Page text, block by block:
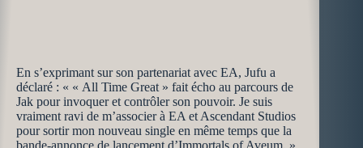
En s’exprimant sur son partenariat avec EA, Jufu a
déclaré : « « All Time Great » fait écho au parcours de
Jak pour invoquer et contrôler son pouvoir. Je suis
vraiment ravi de m’associer à EA et Ascendant Studios
pour sortir mon nouveau single en même temps que la